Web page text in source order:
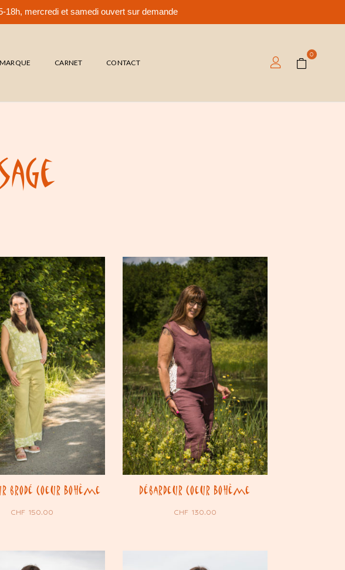
18h, mercredi et samedi ouvert sur demande
CARNET CONTACT
0
brodé Coeur Bohème
CHF 150.00
Débardeur Coeur Bohème
CHF130.00